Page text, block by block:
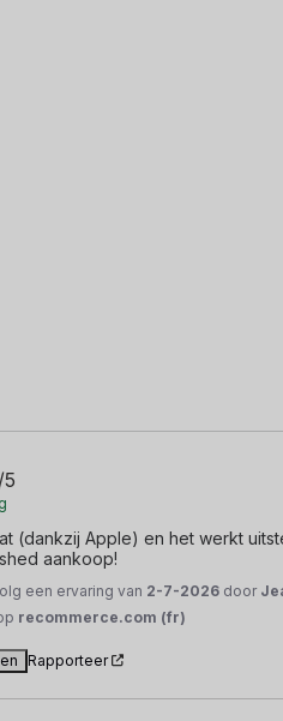
/5
(dankzij Apple) en het werkt
aankoop!
een ervaring van 2-7-2026 door
recommerce.com (fr)
Rapporteer